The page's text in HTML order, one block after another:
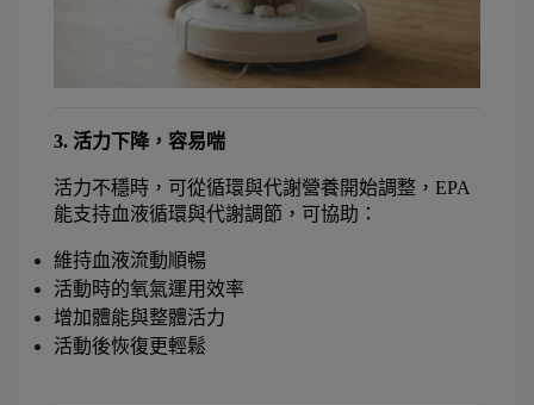
3. 活力下降，容易喘
活力不穩時，可從循環與代謝營養開始調整，EPA
能支持血液循環與代謝調節，可協助：
維持血液流動順暢
活動時的氧氣運用效率
增加體能與整體活力
活動後恢復更輕鬆